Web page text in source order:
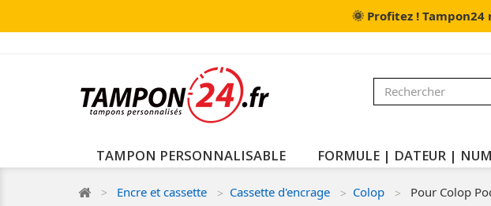
🌞 Profitez !
TAMPON PERSONNALISABLE FORMULE | DATEUR |
Encre et cassette Cassette d'encrage Colop Pour Colop